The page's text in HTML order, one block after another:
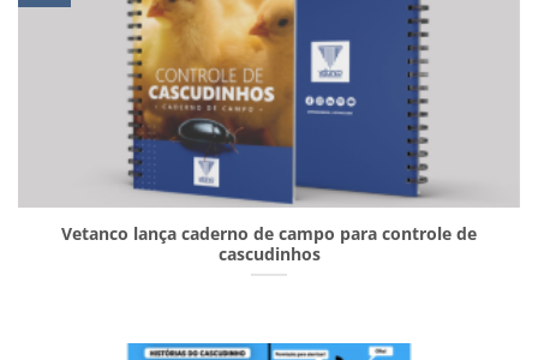
Vetanco lança caderno de campo para controle de
cascudinhos